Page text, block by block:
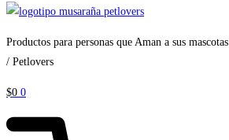
Productos para personas que Aman a sus mascotas
/ Petlovers
$0 0